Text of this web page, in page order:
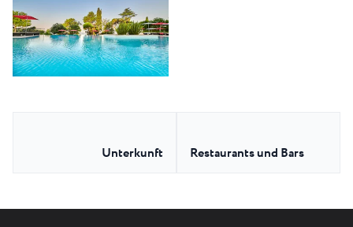
Unterkunft Restaurants und Bars